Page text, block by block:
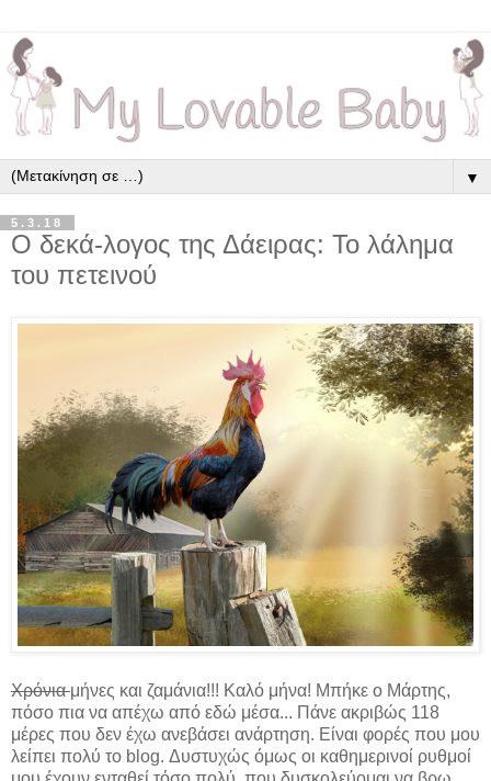
▼
5.3.18
Ο δεκά-λογος της Δάειρας: Το λάλημα
του πετεινού
Χρόνιαμήνες και ζαμάνια!!! Καλό μήνα! Μπήκε ο Μάρτης,
πόσο πια να απέχω από εδώ μέσα... Πάνε ακριβώς 118
μέρες που δεν έχω ανεβάσει ανάρτηση. Είναι φορές που μου
λείπει πολύ το blog. Δυστυχώς όμως οι καθημερινοί ρυθμοί